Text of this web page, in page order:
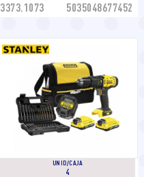
3373.1073 5035048677452
UNID/CAJA
4